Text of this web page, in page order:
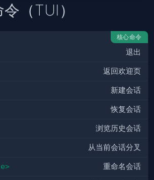
（TUI）
核心命令
退出
返回欢迎页
新建会话
恢复会话
浏览历史会话
从当前会话分叉
重命名会话